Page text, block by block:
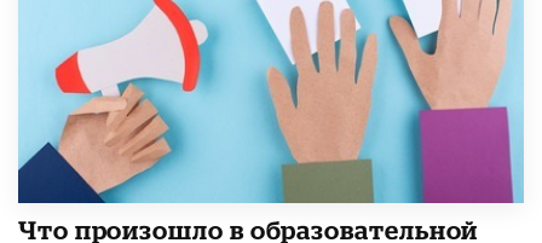
​Что произошло в образовательной